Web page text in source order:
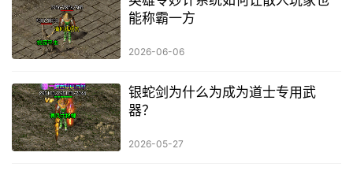
能称霸一方
2026-06-06
银蛇剑为什么为成为道士专用武
器？
2026-05-27